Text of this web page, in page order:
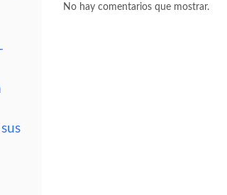
No hay comentarios que mostrar.